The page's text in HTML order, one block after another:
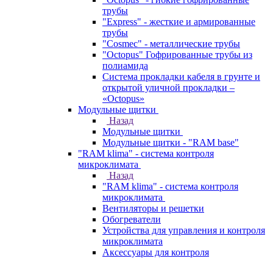
трубы
"Express" - жесткие и армированные
трубы
"Cosmec" - металлические трубы
"Octopus" Гофрированные трубы из
полиамида
Система прокладки кабеля в грунте и
открытой уличной прокладки –
«Octopus»
Модульные щитки
Назад
Модульные щитки
Модульные щитки - "RAM base"
"RAM klima" - система контроля
микроклимата
Назад
"RAM klima" - система контроля
микроклимата
Вентиляторы и решетки
Обогреватели
Устройства для управления и контроля
микроклимата
Аксессуары для контроля